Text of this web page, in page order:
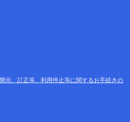
示、訂正等、利用停止等に関するお手続きの